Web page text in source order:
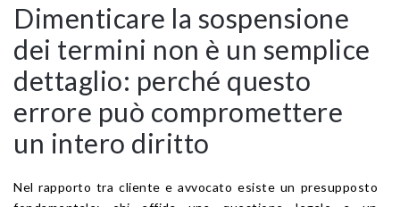
Dimenticare la sospensione
dei termini non è un semplice
dettaglio: perché questo
errore può compromettere
un intero diritto
Nel rapporto tra cliente e avvocato esiste un presupposto